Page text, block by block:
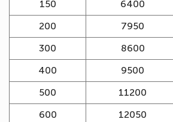
150
6400
200
7950
300
8600
400
9500
500
11200
600
12050